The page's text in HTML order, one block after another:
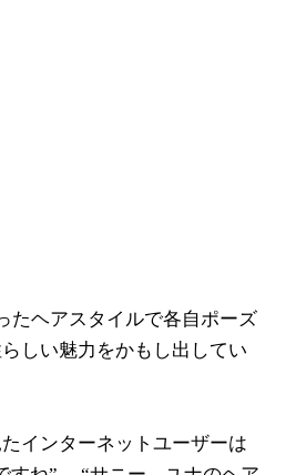
たヘアスタイルで各自ポーズ
しい魅力をかもし出してい
インターネットユーザーは